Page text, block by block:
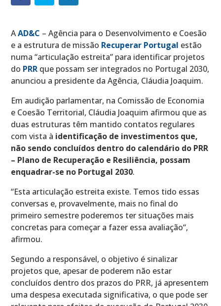
AAD&C – Agência para o Desenvolvimento e Coesão
e a estrutura de missão Recuperar Portugal estão
numa “articulação estreita” para identificar projetos
do PRR que possam ser integrados no Portugal 2030,
anunciou a presidente da Agência, Cláudia Joaquim.
Em audição parlamentar, na Comissão de Economia
e Coesão Territorial, Cláudia Joaquim afirmou que as
duas estruturas têm mantido contatos regulares
com vista à identificação de investimentos que,
não sendo concluídos dentro do calendário do PRR
– Plano de Recuperação e Resiliência, possam
enquadrar-se no Portugal 2030.
“Esta articulação estreita existe. Temos tido essas
conversas e, provavelmente, mais no final do
primeiro semestre poderemos ter situações mais
concretas para começar a fazer essa avaliação“,
afirmou.
Segundo a responsável, o objetivo é sinalizar
projetos que, apesar de poderem não estar
concluídos dentro dos prazos do PRR, já apresentem
uma despesa executada significativa, o que pode ser